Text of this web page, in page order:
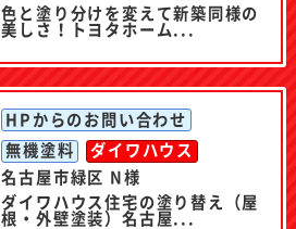
色と塗り分けを変えて新築同様の
美しさ！トヨタホーム...
HPからのお問い合わせ
無機塗料
ダイワハウス
名古屋市緑区 N様
ダイワハウス住宅の塗り替え（屋
根・外壁塗装）名古屋...